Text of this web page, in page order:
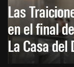
Las
en el final
La Casa del